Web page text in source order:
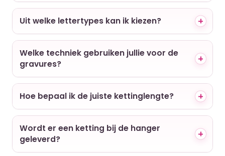
Uit welke lettertypes kan ik kiezen?
Welke techniek gebruiken jullie voor de
gravures?
Hoe bepaal ik de juiste kettinglengte?
Wordt er een ketting bij de hanger
geleverd?